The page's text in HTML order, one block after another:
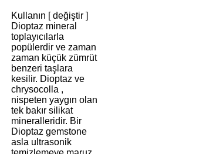
Kullanın [ değiştir ]
Dioptaz mineral
toplayıcılarla
popülerdir ve zaman
zaman küçük zümrüt
benzeri taşlara
kesilir. Dioptaz ve
chrysocolla ,
nispeten yaygın olan
tek bakır silikat
mineralleridir. Bir
Dioptaz gemstone
asla ultrasonik